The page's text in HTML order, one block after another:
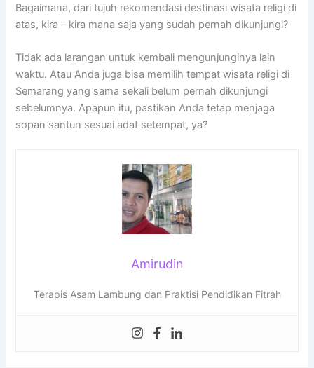
Bagaimana, dari tujuh rekomendasi destinasi wisata religi di
atas, kira – kira mana saja yang sudah pernah dikunjungi?
Tidak ada larangan untuk kembali mengunjunginya lain
waktu. Atau Anda juga bisa memilih tempat wisata religi di
Semarang yang sama sekali belum pernah dikunjungi
sebelumnya. Apapun itu, pastikan Anda tetap menjaga
sopan santun sesuai adat setempat, ya?
Amirudin
Terapis Asam Lambung dan Praktisi Pendidikan Fitrah